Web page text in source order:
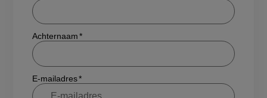
Achternaam
E-mailadres